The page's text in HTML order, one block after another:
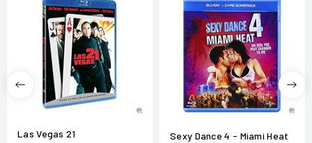
Las Vegas 21 Sexy Dance 4 - Miami Heat